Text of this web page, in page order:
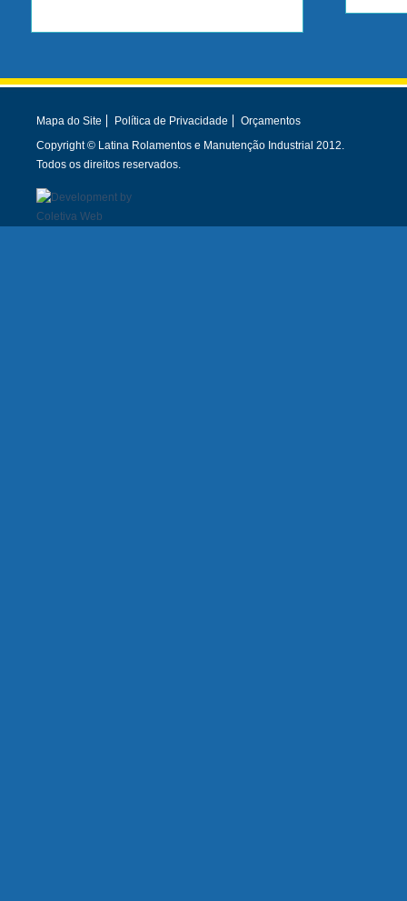
Mapa do Site Política de Privacidade
Orçamentos
Copyright © Latina Rolamentos e Manutenção Industrial 2012.
Todos os direitos reservados.